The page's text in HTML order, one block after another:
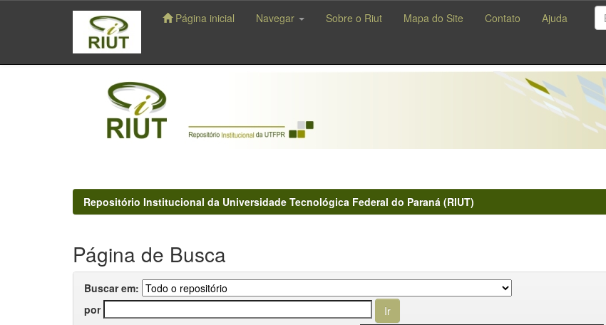
navigation
Página inicial Navegar Sobre o Riut Mapa do Site Contato Ajuda
Repositório Institucional da Universidade Tecnológica Federal do Paraná (RIUT)
Página de Busca
Buscar em:
por